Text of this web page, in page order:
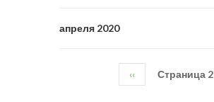
апреля 2020
НумерацияПредыдущая
страница
‹‹ Страница 2